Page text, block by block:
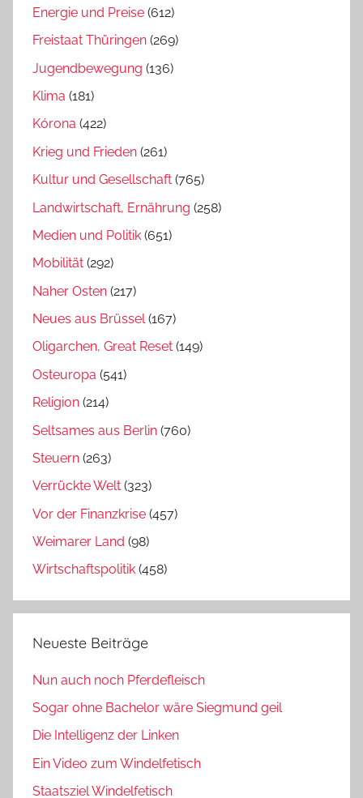
Energie und Preise (612)
Freistaat Thüringen (269)
Jugendbewegung (136)
Klima (181)
Kórona (422)
Krieg und Frieden (261)
Kultur und Gesellschaft (765)
Landwirtschaft, Ernährung (258)
Medien und Politik (651)
Mobilität (292)
Naher Osten (217)
Neues aus Brüssel(167)
Oligarchen, Great Reset (149)
Osteuropa (541)
Religion (214)
Seltsames aus Berlin (760)
Steuern (263)
Verrückte Welt (323)
Vor der Finanzkrise (457)
Weimarer Land (98)
Wirtschaftspolitik (458)
Neueste Beiträge
Nun auch noch Pferdefleisch
Sogar ohne Bachelor wäre Siegmund geil
Die Intelligenz der Linken
Ein Video zum Windelfetisch
Staatsziel Windelfetisch